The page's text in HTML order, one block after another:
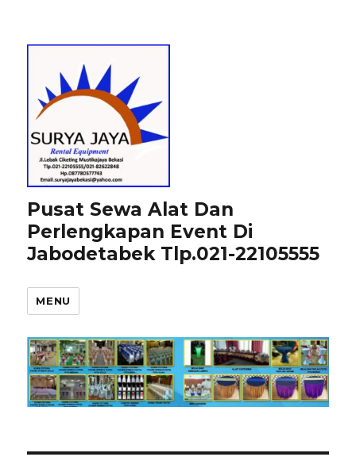
Pusat Sewa Alat Dan
Perlengkapan Event Di
Jabodetabek Tlp.021-22105555
MENU